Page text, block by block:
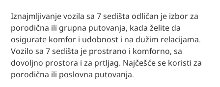
Iznajmljivanje vozila sa 7 sedišta odličan je izbor za
porodična ili grupna putovanja, kada želite da
osigurate komfor i udobnost i na dužim relacijama.
Vozilo sa 7 sedišta je prostrano i komforno, sa
dovoljno prostora i za prtljag. Najčešće se koristi za
porodična ili poslovna putovanja.